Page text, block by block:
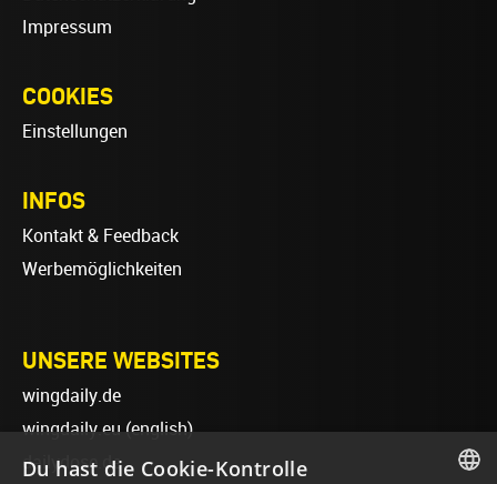
Impressum
COOKIES
Einstellungen
INFOS
Kontakt & Feedback
Werbemöglichkeiten
UNSERE WEBSITES
wingdaily.de
wingdaily.eu(english)
dailydose.de
Du hast die Cookie-Kontrolle